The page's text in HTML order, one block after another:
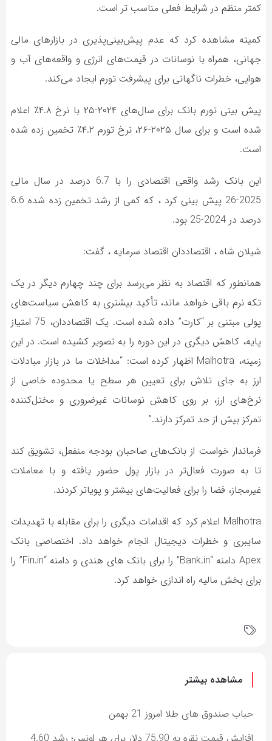
کمتر منظم در شرایط فعلی مناسب تر است.
کمیته مشاهده کرد که عدم پیش‌بینی‌پذیری در بازارهای مالی
جهانی، همراه با نوسانات در قیمت‌های انرژی و واقعه‌های آب و
هوایی، خطرات ناگهانی برای پیشرفت تورم ایجاد می‌کند.
پیش بینی تورم بانک برای سال‌های ۲۰۲۴-۲۵ با نرخ ۴.۸٪ اعلام
شده است و برای سال ۲۰۲۵-۲۶، نرخ تورم ۴.۲٪ تخمین زده شده
است.
این بانک رشد واقعی اقتصادی را با 6.7 درصد در سال مالی
2025-26 پیش بینی کرد ، که کمی از رشد تخمین زده شده 6.6
درصد در 2024-25 بود.
شیلان شاه ، اقتصاددان اقتصاد سرمایه ، گفت:
همانطور که اقتصاد به نظر می‌رسد برای چند چهارم دیگر در یک
تکه نرم باقی خواهد ماند، تأکید بیشتری به کاهش سیاست‌های
پولی مبتنی بر “کارت” داده شده است. یک اقتصاددان، 75 امتیاز
پایه، کاهش دیگری در این دوره را به تصویر کشیده است. در این
زمینه، Malhotra اظهار کرده است: “مداخلات ما در بازار مبادلات
ارز به جای تلاش برای تعیین هر سطح یا محدوده خاصی از
نرخ‌های ارز، بر روی کاهش نوسانات غیرضروری و مختل‌کننده
تمرکز بیش از حد تمرکز دارند.”
فرماندار خواست از بانک‌های صاحبان بودجه منفعل، تشویق کند
تا به صورت فعال‌تر در بازار پول حضور یافته و با معاملات
غیرمجاز، فضا را برای فعالیت‌های بیشتر و پویاتر کردند.
Malhotra اعلام کرد که اقدامات دیگری را برای مقابله با تهدیدات
سایبری و خطرات دیجیتال انجام خواهد داد. اختصاصی بانک
Apex دامنه “Bank.in” را برای بانک های هندی و دامنه “Fin.in” را
برای بخش مالیه راه اندازی خواهد کرد.
مشاهده بیشتر
حباب صندوق های طلا امروز 21 بهمن